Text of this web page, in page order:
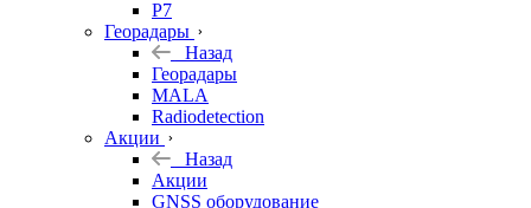
Р7
Георадары
Назад
Георадары
MALA
Radiodetection
Акции
Назад
Акции
GNSS оборудование